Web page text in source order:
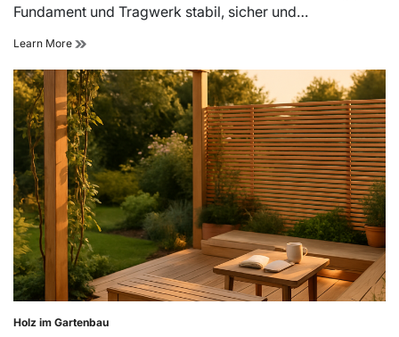
Fundament und Tragwerk stabil, sicher und…
Learn More Fundament
Tragwerk:
Holzbau
im
Garten
von
gartenarchitekt.net
Posted
Holz im Gartenbau